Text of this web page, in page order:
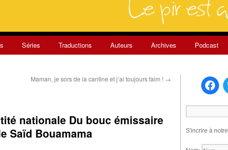
Séries Traductions Auteurs Archives Podcast
Maman, je sors de la cantine et j’ai toujours faim ! →
nationale Du bouc émissaire
Saïd Bouamama
S'incrire à notre